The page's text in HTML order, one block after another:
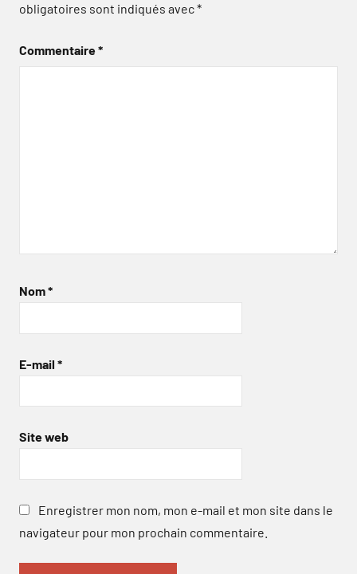
obligatoires sont indiqués avec*
Commentaire*
Nom*
E-mail *
Site web
Enregistrer mon nom, mon e-mail et mon site dans le
navigateur pour mon prochain commentaire.